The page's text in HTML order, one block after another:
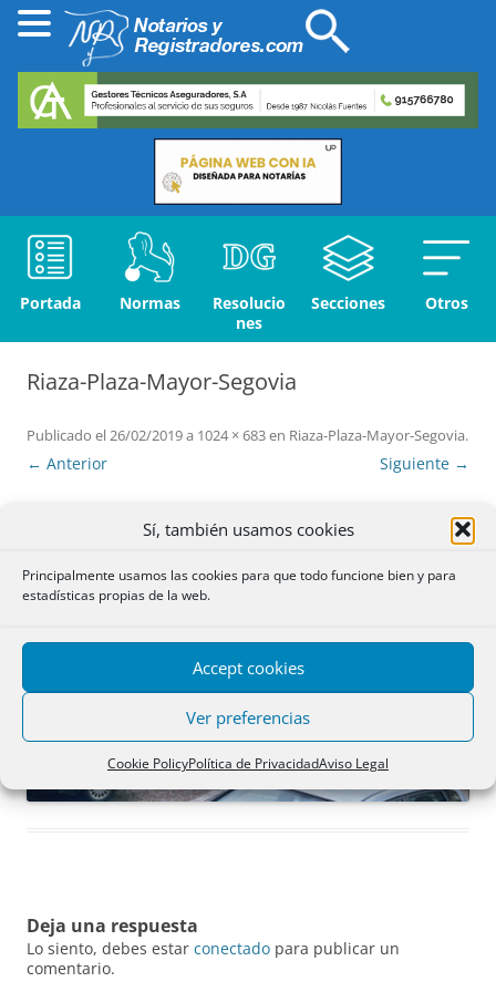
Sí, también usamos cookies
Principalmente usamos las cookies para que todo funcione bien y para
estadísticas propias de la web.
Accept cookies
Ver preferencias
Cookie PolicyPolítica de PrivacidadAviso Legal
Portada Normas
Resolucio
nes
Secciones Otros
Riaza-Plaza-Mayor-Segovia
Publicado el26/02/2019a 1024 × 683en Riaza-Plaza-Mayor-Segovia.
← Anterior Siguiente →
Deja una respuesta
Lo siento, debes estar conectado para publicar un
comentario.